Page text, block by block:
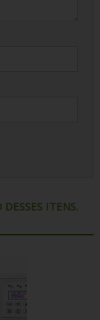
ITENS.